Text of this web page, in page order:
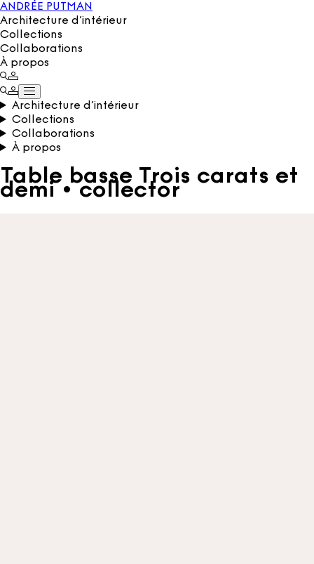
ANDRÉE PUTMAN
Architecture d’intérieur
Collections
Collaborations
À propos
Architecture d’intérieur
Collections
Collaborations
À propos
Table basse Trois carats et
demi • collector